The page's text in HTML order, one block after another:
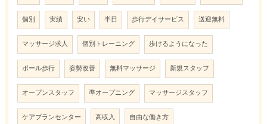
個別 実績 安い 半日 歩行デイサービス 送迎無料
マッサージ求人 個別トレーニング 歩けるようになった
ポール歩行 姿勢改善 無料マッサージ 新規スタッフ
オープンスタッフ 準オープニング マッサージスタッフ
ケアプランセンター 高収入 自由な働き方